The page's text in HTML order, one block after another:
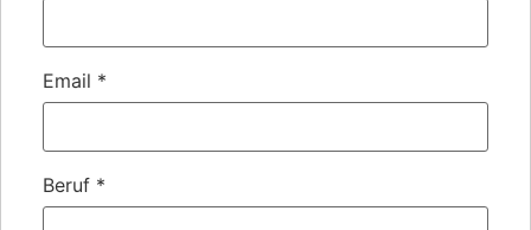
Email *
Beruf *